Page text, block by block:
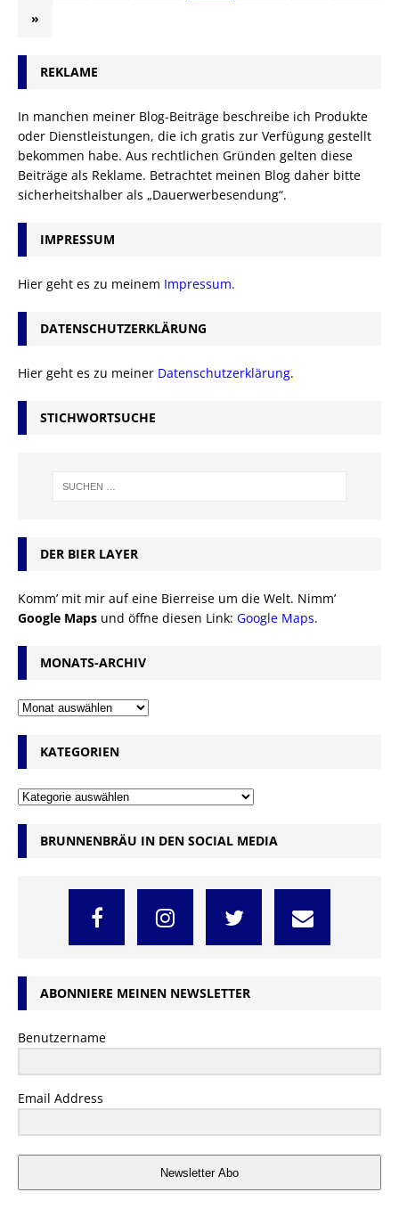
»
REKLAME
In manchen meiner Blog-Beiträge beschreibe ich Produkte
oder Dienstleistungen, die ich gratis zur Verfügung gestellt
bekommen habe. Aus rechtlichen Gründen gelten diese
Beiträge als Reklame. Betrachtet meinen Blog daher bitte
sicherheitshalber als „Dauerwerbesendung“.
IMPRESSUM
Hier geht es zu meinem Impressum.
DATENSCHUTZERKLÄRUNG
Hier geht es zu meiner Datenschutzerklärung.
STICHWORTSUCHE
DER BIER LAYER
Komm’ mit mir auf eine Bierreise um die Welt. Nimm’
Google Maps und öffne diesen Link: Google Maps.
MONATS-ARCHIV
KATEGORIEN
BRUNNENBRÄU IN DEN SOCIAL MEDIA
ABONNIERE MEINEN NEWSLETTER
Benutzername
Email Address
Newsletter Abo